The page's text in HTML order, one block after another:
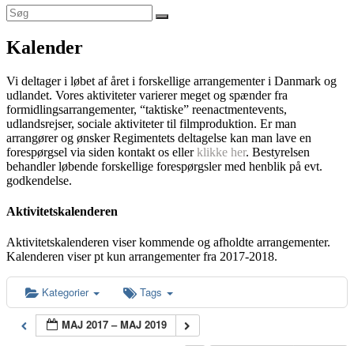
Kalender
Vi deltager i løbet af året i forskellige arrangementer i Danmark og
udlandet. Vores aktiviteter varierer meget og spænder fra
formidlingsarrangementer, “taktiske” reenactmentevents,
udlandsrejser, sociale aktiviteter til filmproduktion. Er man
arrangører og ønsker Regimentets deltagelse kan man lave en
forespørgsel via siden kontakt os ellerklikke her. Bestyrelsen
behandler løbende forskellige forespørgsler med henblik på evt.
godkendelse.
Aktivitetskalenderen
Aktivitetskalenderen viser kommende og afholdte arrangementer.
Kalenderen viser pt kun arrangementer fra 2017-2018.
Kategorier Tags
MAJ 2017 – MAJ 2019